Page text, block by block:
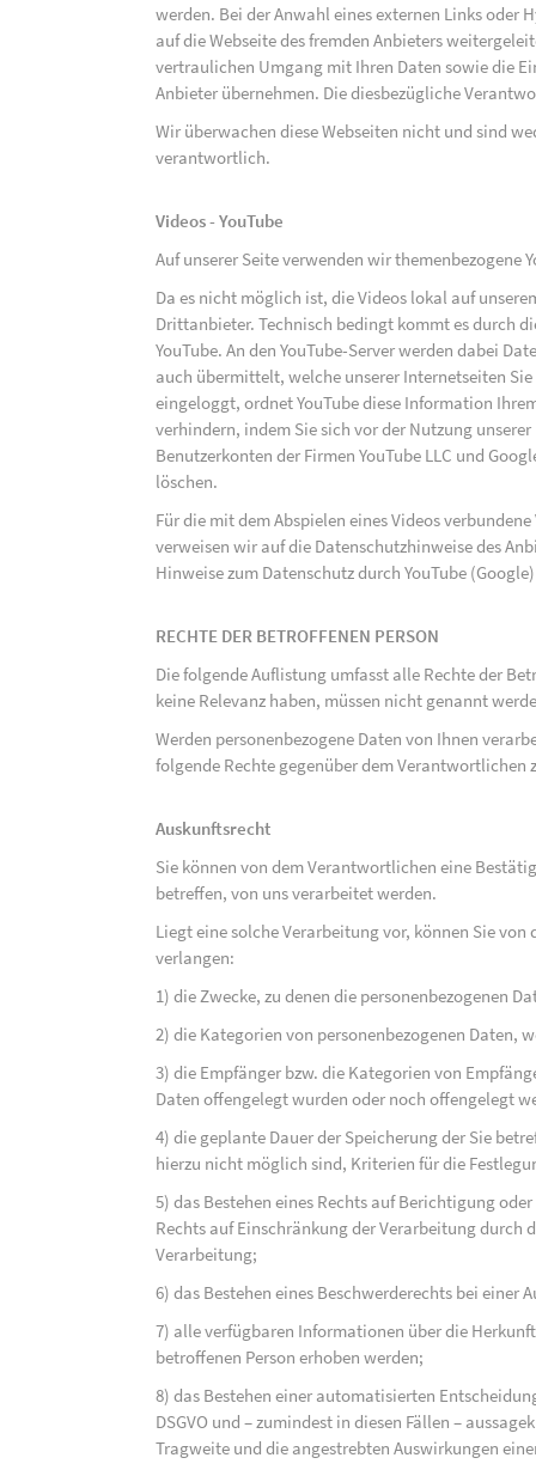
werden. Bei der Anwahl eines externen Links oder
auf die Webseite des fremden Anbieters
vertraulichen Umgang mit Ihren Daten sowie die
Anbieter übernehmen. Die diesbezügliche
Wir überwachen diese Webseiten nicht und sind
verantwortlich.
Videos - YouTube
Auf unserer Seite verwenden wir
Da es nicht möglich ist, die Videos lokal auf
Drittanbieter. Technisch bedingt kommt es durch
YouTube. An den YouTube-Server werden dabei
auch übermittelt, welche unserer Internetseiten
eingeloggt, ordnet YouTube diese Information
verhindern, indem Sie sich vor der Nutzung
Benutzerkonten der Firmen YouTube LLC und
löschen.
Für die mit dem Abspielen eines Videos
verweisen wir auf die Datenschutzhinweise des
Hinweise zum Datenschutz durch YouTube
RECHTE DER BETROFFENEN PERSON
Die folgende Auflistung umfasst alle Rechte der
keine Relevanz haben, müssen nicht genannt
Werden personenbezogene Daten von Ihnen
folgende Rechte gegenüber dem Verantwortlichen
Auskunftsrecht
Sie können von dem Verantwortlichen eine
betreffen, von uns verarbeitet werden.
Liegt eine solche Verarbeitung vor, können Sie
verlangen:
1) die Zwecke, zu denen die personenbezogenen
2) die Kategorien von personenbezogenen Daten,
3) die Empfänger bzw. die Kategorien von
Daten offengelegt wurden oder noch offengelegt
4) die geplante Dauer der Speicherung der Sie
hierzu nicht möglich sind, Kriterien für die
5) das Bestehen eines Rechts auf Berichtigung
Rechts auf Einschränkung der Verarbeitung durch
Verarbeitung;
6) das Bestehen eines Beschwerderechts bei einer
7) alle verfügbaren Informationen über die
betroffenen Person erhoben werden;
8) das Bestehen einer automatisierten
DSGVO und – zumindest in diesen Fällen –
Tragweite und die angestrebten Auswirkungen